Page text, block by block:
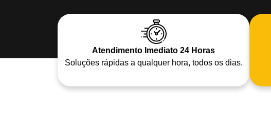
Atendimento Imediato 24 Horas
Soluções rápidas a qualquer hora, todos os dias.